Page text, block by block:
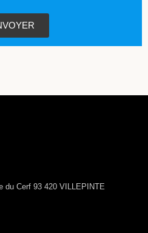
du Cerf 93 420 VILLEPINTE